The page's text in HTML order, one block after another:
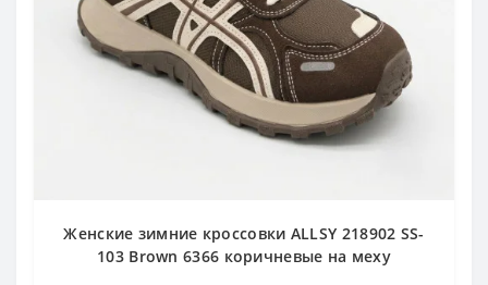
Женские зимние кроссовки ALLSY 218902 SS-
103 Brown 6366 коричневые на меху